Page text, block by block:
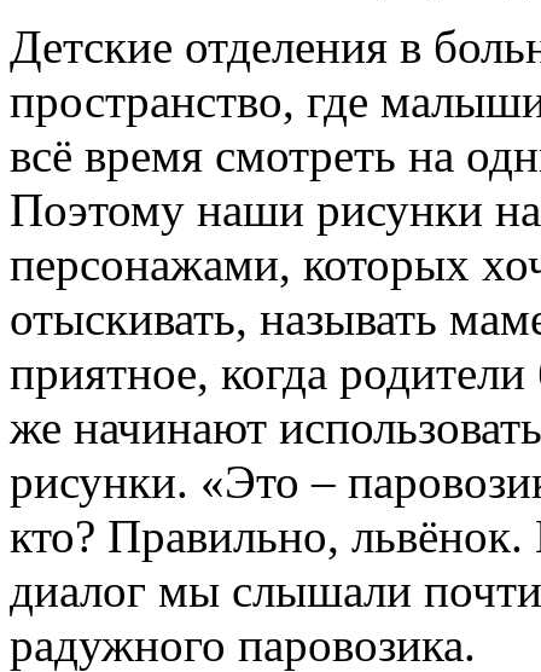
Детские отделения в
пространство, где
всё время смотреть на
Поэтому наши рисунки
персонажами, которых
отыскивать, называть
приятное, когда
же начинают
рисунки. «Это –
кто? Правильно,
диалог мы слышали
радужного паровозика.